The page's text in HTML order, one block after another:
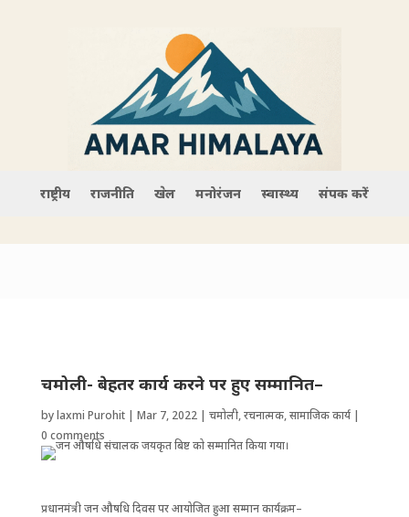
राष्ट्रीय राजनीति खेल मनोरंजन स्वास्थ्य संपर्क करें
चमोली- बेहतर कार्य करने पर हुए सम्मानित–
bylaxmi Purohit| Mar 7, 2022| चमोली,रचनात्मक,सामाजिक कार्य|
0 comments
प्रधानमंत्री जन औष‌धि दिवस पर आयोजित हुआ सम्मान कार्यक्रम–